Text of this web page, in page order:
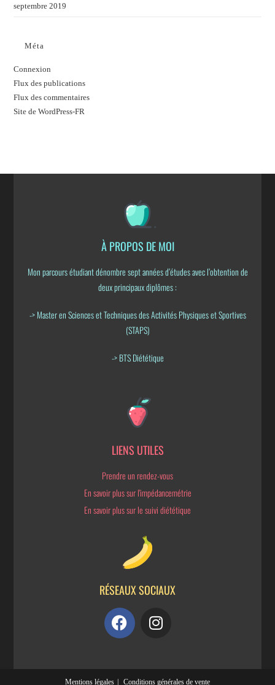
septembre 2019
Méta
Connexion
Flux des publications
Flux des commentaires
Site de WordPress-FR
À PROPOS DE MOI
Mon parcours étudiant dénombre sept années d’études avec l’obtention de
deux principaux diplômes :
-> Master en Sciences et Techniques des Activités Physiques et Sportives
(STAPS)
-> BTS Diététique
LIENS UTILES
Prendre un rendez-vous
En savoir plus sur l'impédancemétrie
En savoir plus sur le suivi diététique
RÉSEAUX SOCIAUX
Mentions légales Conditions générales de vente